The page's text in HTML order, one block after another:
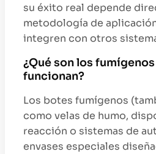
su éxito real depende
metodología de
integren con otros
¿Qué son los
funcionan?
Los botes fumígenos
como velas de humo,
reacción o sistemas de
envases especiales